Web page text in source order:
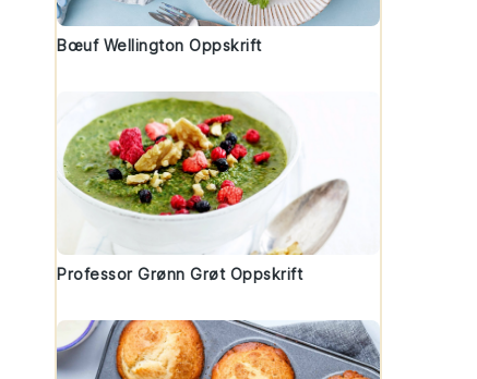
Bœuf Wellington Oppskrift
Professor Grønn Grøt Oppskrift